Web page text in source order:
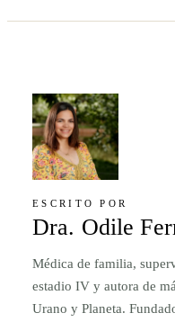
ESCRITO POR
Dra. Odile
Médica de familia,
estadio IV y autora de
Urano y Planeta.